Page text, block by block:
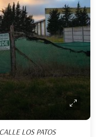
LOS PATOS